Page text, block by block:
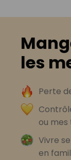
les
Perte
ou mes
Vivre
en